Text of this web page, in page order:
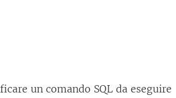
un comando SQL da eseguire